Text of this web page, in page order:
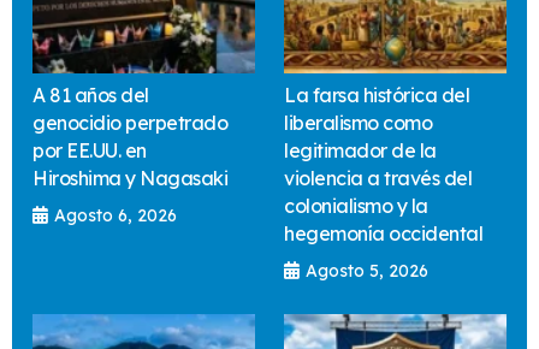
A 81 años del
genocidio perpetrado
por EE.UU. en
Hiroshima y Nagasaki
Agosto 6, 2026
La farsa histórica del
liberalismo como
legitimador de la
violencia a través del
colonialismo y la
hegemonía occidental
Agosto 5, 2026